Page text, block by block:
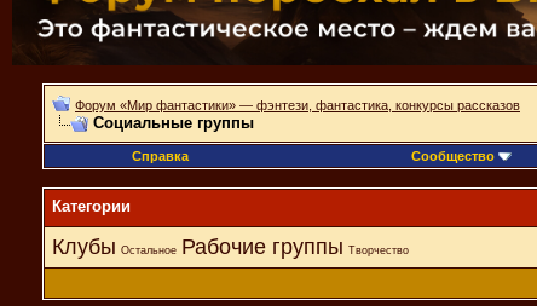
Форум «Мир фантастики» — фэнтези, фантастика, конкурсы рассказов
Социальные группы
Справка
Сообщество
Категории
Клубы Остальное Рабочие группы Творчество